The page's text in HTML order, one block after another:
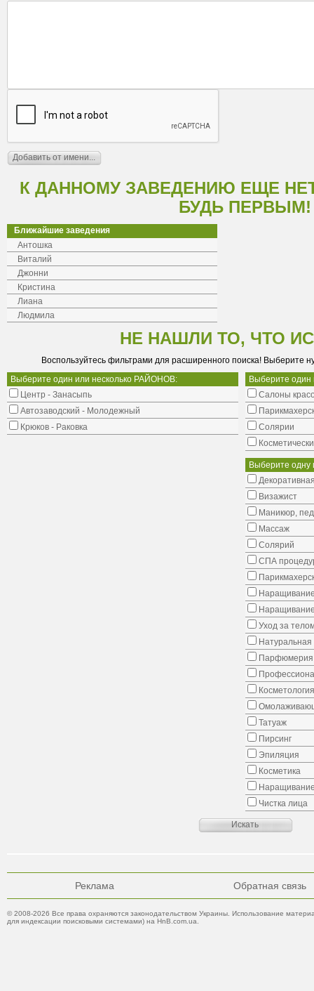
К ДАННОМУ ЗАВЕДЕНИЮ ЕЩЕ
БУДЬ ПЕРВЫМ!
Ближайшие заведения
Антошка
Виталий
Джонни
Кристина
Лиана
Людмила
НЕ НАШЛИ ТО, ЧТО
Воспользуйтесь фильтрами для расширенного поиска! Выберите
Выберите один или несколько РАЙОНОВ:
Центр - Занасыпь
Автозаводский - Молодежный
Крюков - Раковка
Выберите
Салоны
Солярии
Выберите одну
Визажист
Маникюр,
Массаж
Солярий
СПА
Уход за
Натуральная
Парфюмерия
Косметология
Татуаж
Пирсинг
Эпиляция
Косметика
Чистка лица
Реклама Обратная связь
© 2008-2026 Все права охраняются законодательством Украины. Использование
для индексации поисковыми системами) на HnB.com.ua.